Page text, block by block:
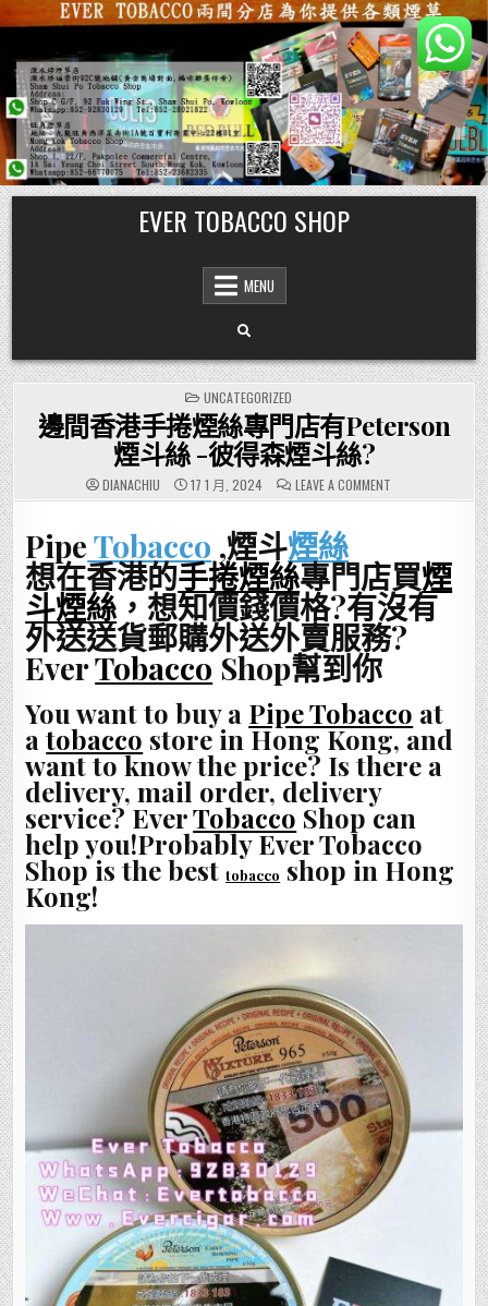
Skip
to
content
EVER TOBACCO SHOP
MENU
POSTED
IN
UNCATEGORIZED
邊間香港手捲煙絲專門店有Peterson
煙斗絲 -彼得森煙斗絲?
DIANACHIU 17 1 月, 2024 LEAVE A COMMENT
邊
捲
煙
絲
專
門
店
有
PETERSON
-
彼
得
森
煙
斗
PipeTobacco ,煙斗煙絲
想在香港的手捲煙絲專門店買煙
斗煙絲 ，想知價錢價格?有沒有
外送送貨郵購外送外賣服務?
EverTobacco Shop幫到你
You want to buy a Pipe Tobacco at
atobacco store in Hong Kong, and
want to know the price? Is there a
delivery, mail order, delivery
service? EverTobacco Shop can
help you!Probably Ever Tobacco
Shop is the besttobacco shop in Hong
Kong!